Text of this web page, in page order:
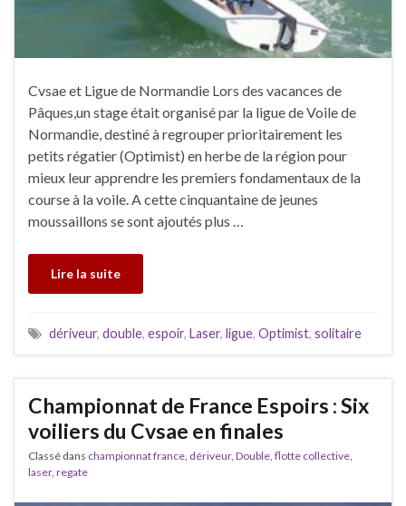
Cvsae et Ligue de Normandie Lors des vacances de
Pâques,un stage était organisé par la ligue de Voile de
Normandie, destiné à regrouper prioritairement les
petits régatier (Optimist) en herbe de la région pour
mieux leur apprendre les premiers fondamentaux de la
course à la voile. A cette cinquantaine de jeunes
moussaillons se sont ajoutés plus …
Lire la suite
dériveur, double, espoir, Laser, ligue, Optimist, solitaire
Championnat de France Espoirs : Six
voiliers du Cvsae en finales
Classé dans championnat france, dériveur, Double, flotte collective,
laser, regate